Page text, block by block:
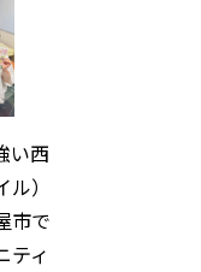
い西
）
市で
ティ